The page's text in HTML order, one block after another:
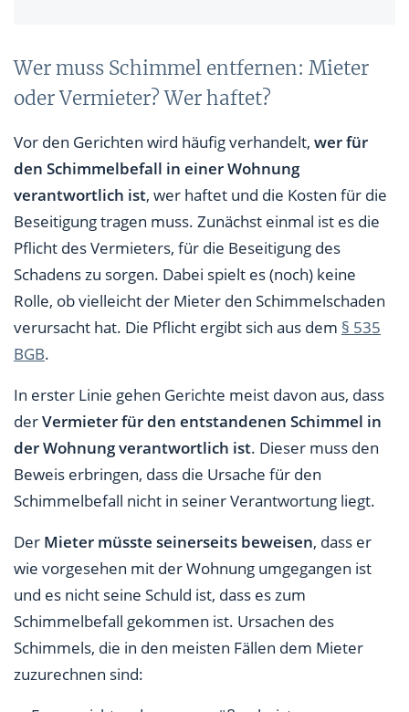
Wer muss Schimmel entfernen: Mieter
oder Vermieter? Wer haftet?
Vor den Gerichten wird häufig verhandelt, wer für
den Schimmelbefall in einer Wohnung
verantwortlich ist, wer haftet und die Kosten für die
Beseitigung tragen muss. Zunächst einmal ist es die
Pflicht des Vermieters, für die Beseitigung des
Schadens zu sorgen. Dabei spielt es (noch) keine
Rolle, ob vielleicht der Mieter den Schimmelschaden
verursacht hat. Die Pflicht ergibt sich aus dem § 535
BGB.
In erster Linie gehen Gerichte meist davon aus, dass
derVermieter für den entstandenen Schimmel in
der Wohnung verantwortlich ist. Dieser muss den
Beweis erbringen, dass die Ursache für den
Schimmelbefall nicht in seiner Verantwortung liegt.
Der Mieter müsste seinerseits beweisen, dass er
wie vorgesehen mit der Wohnung umgegangen ist
und es nicht seine Schuld ist, dass es zum
Schimmelbefall gekommen ist. Ursachen des
Schimmels, die in den meisten Fällen dem Mieter
zuzurechnen sind: